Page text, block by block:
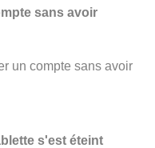
sans avoir
un compte sans avoir
s'est éteint